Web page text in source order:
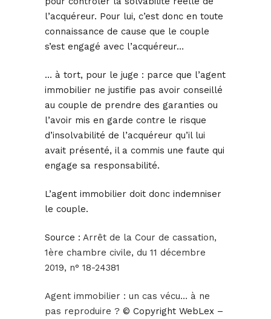
l’acquéreur. Pour lui, c’est donc en toute
connaissance de cause que le couple
s’est engagé avec l’acquéreur…
… à tort, pour le juge : parce que l’agent
immobilier ne justifie pas avoir conseillé
au couple de prendre des garanties ou
l’avoir mis en garde contre le risque
d’insolvabilité de l’acquéreur qu’il lui
avait présenté, il a commis une faute qui
engage sa responsabilité.
L’agent immobilier doit donc indemniser
le couple.
Source : Arrêt de la Cour de cassation,
1ère chambre civile, du 11 décembre
2019, n° 18-24381
Agent immobilier : un cas vécu… à ne
pas reproduire ? © Copyright WebLex –